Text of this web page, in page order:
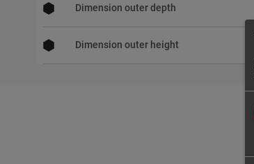
Dimension outer depth
Dimension outer height